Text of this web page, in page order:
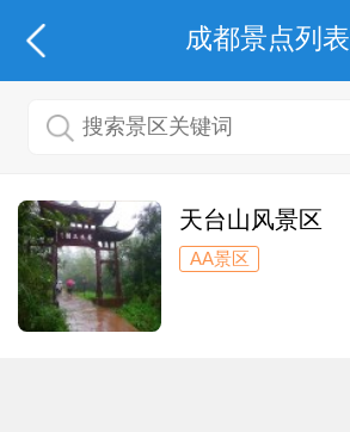
成都景点列表
天台山风景区
AA景区